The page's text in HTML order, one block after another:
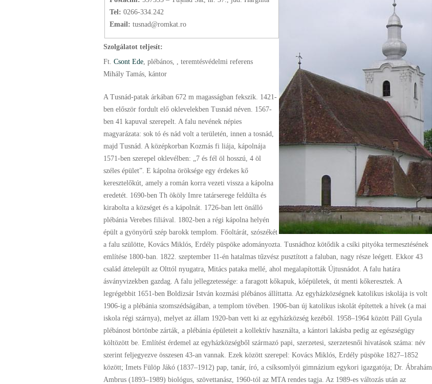
Tel: 0266-334.242
Email: tusnad@romkat.ro
Szolgálatot teljesít:
Ft. Csont Ede , plébános , , teremtésvédelmi referens
Mihály Tamás, kántor
A Tusnád-patak árkában 672 m magasságban fekszik. 1421-
ben először fordult elő oklevelekben Tusnád néven. 1567-
ben 41 kapuval szerepelt. A falu nevének népies
magyarázata: sok tó és nád volt a területén, innen a tosnád,
majd Tusnád. A középkorban Kozmás fi liája, kápolnája
1571-ben szerepel oklevélben: „7 és fél öl hosszú, 4 öl
széles épület”. E kápolna öröksége egy érdekes kő
keresztelőkút, amely a román korra vezeti vissza a kápolna
eredetét. 1690-ben Th ököly Imre tatárserege feldúlta és
kirabolta a községet és a kápolnát. 1726-ban lett önálló
plébánia Verebes filiával. 1802-ben a régi kápolna helyén
épült a gyönyörű szép barokk templom. Főoltárát, szószékét
a falu szülötte, Kovács Miklós, Erdély püspöke adományozta. Tusnádhoz kötődik a csíki pityóka termesztésének
említése 1800-ban. 1822. szeptember 11-én hatalmas tűzvész pusztított a faluban, nagy része leégett. Ekkor 43
család áttelepült az Olttól nyugatra, Mitács pataka mellé, ahol megalapították Újtusnádot. A falu határa
ásványvizekben gazdag. A falu jellegzetessége: a faragott kőkapuk, kőépületek, út menti kőkeresztek. A
legrégebbit 1651-ben Boldizsár István kozmási plébános állíttatta. Az egyházközségnek katolikus iskolája is volt
1906-ig a plébánia szomszédságában, a templom tövében. 1906-ban új katolikus iskolát építettek a hívek (a mai
iskola régi szárnya), melyet az állam 1920-ban vett ki az egyházközség kezéből. 1958–1964 között Páll Gyula
plébánost börtönbe zárták, a plébánia épületeit a kollektív használta, a kántori lakásba pedig az egészségügy
költözött be. Említést érdemel az egyházközségből származó papi, szerzetesi, szerzetesnői hivatások száma: név
szerint feljegyezve összesen 43-an vannak. Ezek között szerepel: Kovács Miklós, Erdély püspöke 1827–1852
között; Imets Fülöp Jákó (1837–1912) pap, tanár, író, a csíksomlyói gimnázium egykori igazgatója; Dr. Ábrahám
Ambrus (1893–1989) biológus, szövettanász, 1960-tól az MTA rendes tagja. Az 1989-es változás után az